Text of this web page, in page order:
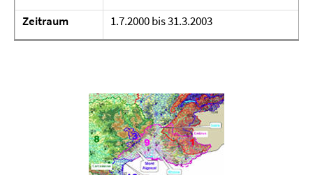
Zeitraum
1.7.2000 bis 31.3.2003